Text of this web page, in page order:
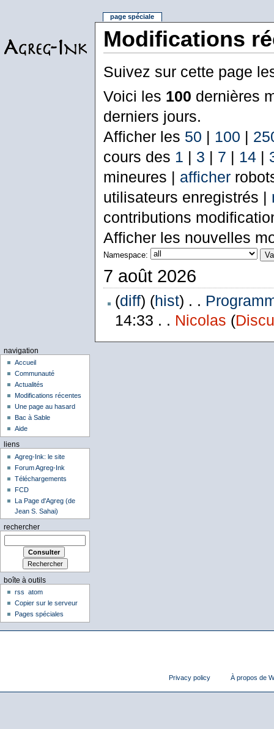
Modifications
Suivez sur cette page
Voici les 100 dernières
derniers jours.
Afficher les 50 | 100 |
cours des 1 | 3 | 7 | 14|
mineures | afficher
utilisateurs enregistrés |
contributions
Afficher les nouvelles
Namespace:
7 août 2026
(diff) (hist) . .
14:33 . . Nicolas (
page spéciale
navigation
Accueil
Communauté
Actualités
Modifications récentes
Une page au hasard
Bac à Sable
Aide
liens
Agreg-Ink: le site
Forum Agreg-Ink
Téléchargements
FCD
La Page d'Agreg (de
Jean S. Sahai)
rechercher
boîte à outils
rss
atom
Copier sur le serveur
Pages spéciales
Privacy policy À propos de